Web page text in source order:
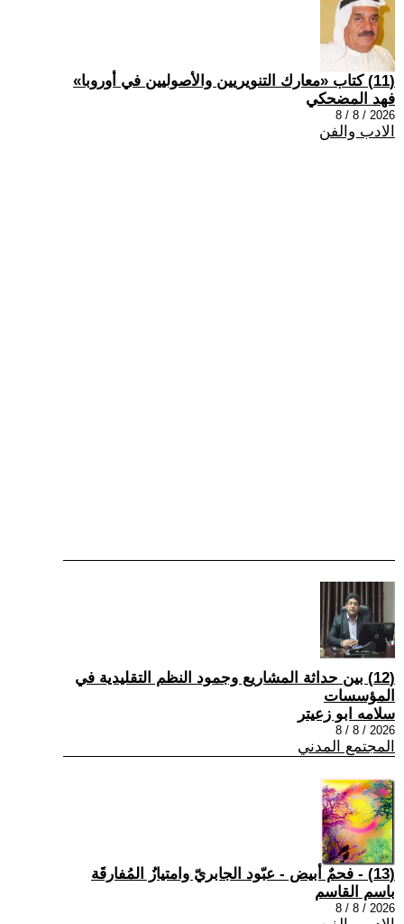
(11) كتاب «معارك التنويريين والأصوليين في أوروبا»
فهد المضحكي
2026 / 8 / 8
الادب والفن
(12) بين حداثة المشاريع وجمود النظم التقليدية في
المؤسسات
سلامه ابو زعيتر
2026 / 8 / 8
المجتمع المدني
(13) - فحمٌ أبيض - عبّود الجابريّ وامتيازُ المُفارقَة
باسم القاسم
2026 / 8 / 8